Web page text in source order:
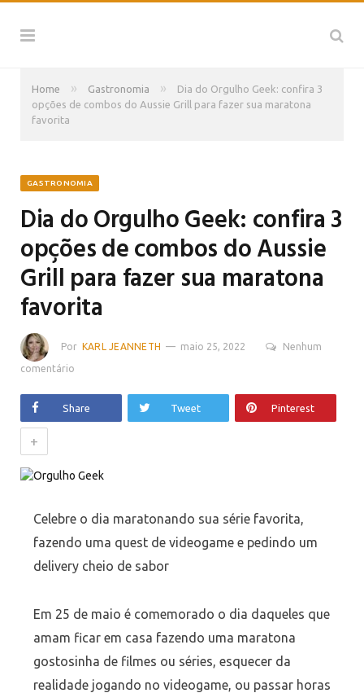
Home » Gastronomia »
Dia do Orgulho Geek: confira 3
opções de combos do Aussie Grill para fazer sua maratona
favorita
GASTRONOMIA
Dia do Orgulho Geek: confira 3
opções de combos do Aussie
Grill para fazer sua maratona
favorita
Por KARL JEANNETH maio 25, 2022 Nenhum
comentário
Share Tweet Pinterest
+
Celebre o dia maratonando sua série favorita,
fazendo uma quest de videogame e pedindo um
delivery cheio de sabor
Em 25 de maio é comemorado o dia daqueles que
amam ficar em casa fazendo uma maratona
gostosinha de filmes ou séries, esquecer da
realidade jogando no videogame, ou passar horas